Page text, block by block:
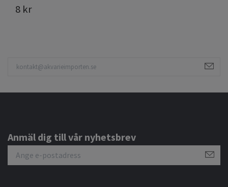
8 kr
Anmäl dig till vår nyhetsbrev